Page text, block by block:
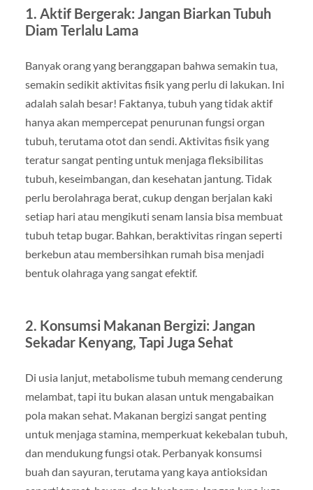
1. Aktif Bergerak: Jangan Biarkan Tubuh
Diam Terlalu Lama
Banyak orang yang beranggapan bahwa semakin tua,
semakin sedikit aktivitas fisik yang perlu di lakukan. Ini
adalah salah besar! Faktanya, tubuh yang tidak aktif
hanya akan mempercepat penurunan fungsi organ
tubuh, terutama otot dan sendi. Aktivitas fisik yang
teratur sangat penting untuk menjaga fleksibilitas
tubuh, keseimbangan, dan kesehatan jantung. Tidak
perlu berolahraga berat, cukup dengan berjalan kaki
setiap hari atau mengikuti senam lansia bisa membuat
tubuh tetap bugar. Bahkan, beraktivitas ringan seperti
berkebun atau membersihkan rumah bisa menjadi
bentuk olahraga yang sangat efektif.
2. Konsumsi Makanan Bergizi: Jangan
Sekadar Kenyang, Tapi Juga Sehat
Di usia lanjut, metabolisme tubuh memang cenderung
melambat, tapi itu bukan alasan untuk mengabaikan
pola makan sehat. Makanan bergizi sangat penting
untuk menjaga stamina, memperkuat kekebalan tubuh,
dan mendukung fungsi otak. Perbanyak konsumsi
buah dan sayuran, terutama yang kaya antioksidan